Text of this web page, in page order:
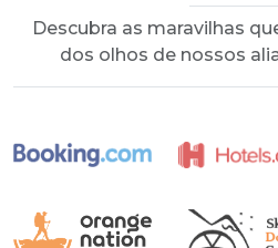
Free Wi-Fi
Descubra as maravilhas
dos olhos de nossos